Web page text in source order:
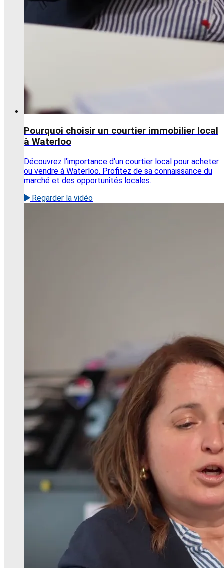
Pourquoi choisir un courtier immobilier local
à Waterloo
Découvrez l'importance d'un courtier local pour acheter
ou vendre à Waterloo. Profitez de sa connaissance du
marché et des opportunités locales.
Regarder la vidéo